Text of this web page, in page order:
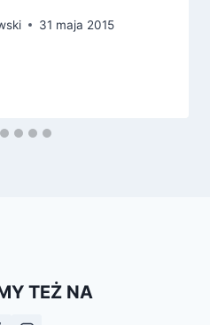
31 maja 2015
TEŻ NA